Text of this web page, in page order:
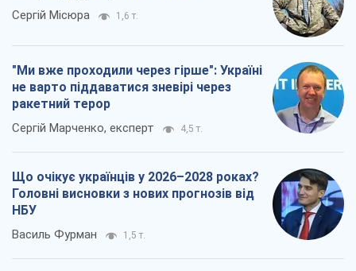
Сергій Місюра 1,6 т.
"Ми вже проходили через гірше": Україні
не варто піддаватися зневірі через
ракетний терор
Сергій Марченко, експерт 4,5 т.
Що очікує українців у 2026–2028 роках?
Головні висновки з нових прогнозів від
НБУ
Василь Фурман 1,5 т.